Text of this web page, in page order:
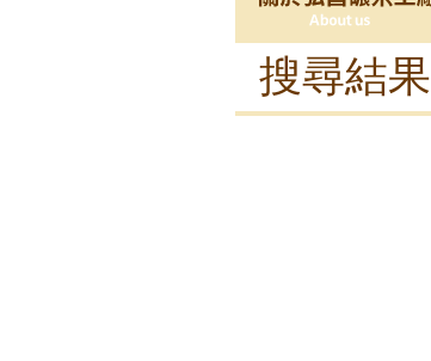
搜尋結果